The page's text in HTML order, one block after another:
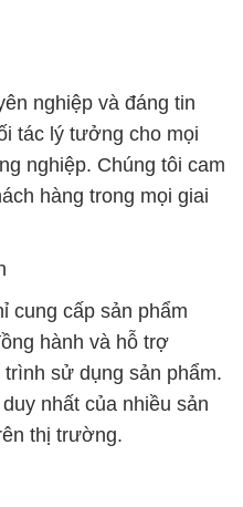
nghiệp và đáng tin
tác lý tưởng cho mọi
nghiệp. Chúng tôi cam
hàng trong mọi giai
cung cấp sản phẩm
hành và hỗ trợ
sử dụng sản phẩm.
nhất của nhiều sản
thị trường.